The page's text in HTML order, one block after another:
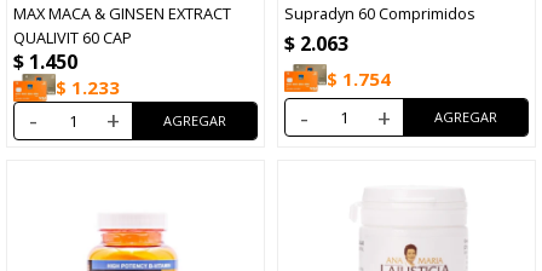
MAX MACA & GINSEN EXTRACT
QUALIVIT 60 CAP
$ 1.450
$ 1.233
- +
Supradyn 60 Comprimidos
$ 2.063
$ 1.754
- +